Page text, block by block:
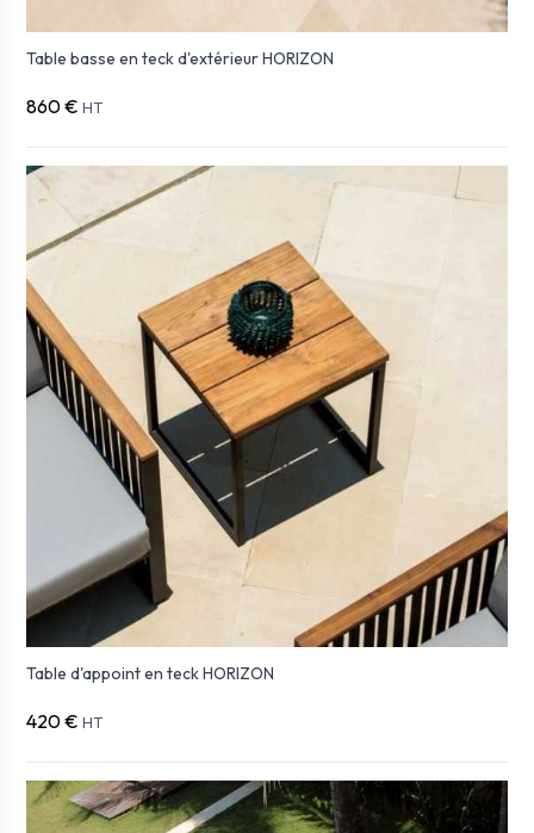
Table basse en teck d'extérieur HORIZON
860 € HT
Table d'appoint en teck HORIZON
420 € HT